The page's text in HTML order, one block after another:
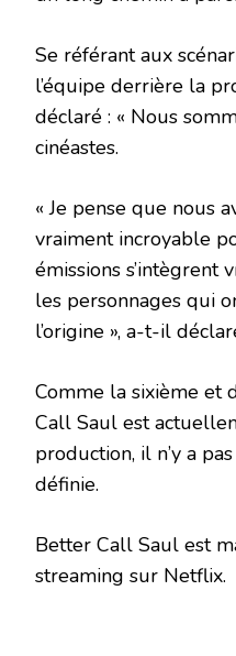
Se référant aux
l’équipe derrière la
déclaré : « Nous
cinéastes.
« Je pense que nous
vraiment incroyable
émissions s’intègrent
les personnages qui
l’origine », a-t-il
Comme la sixième et
Call Saul est
production, il n’y a
définie.
Better Call Saul est
streaming sur Netflix.